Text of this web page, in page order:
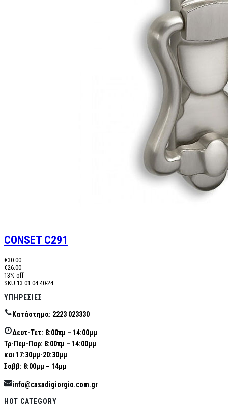
CONSET C291
€30.00
€26.00
13% off
SKU 13.01.04.40-24
ΥΠΗΡΕΣΊΕΣ
Κατάστημα: 2223 023330
Δευτ-Τετ: 8:00πμ – 14:00μμ
Τρ-Πεμ-Παρ: 8:00πμ – 14:00μμ
και 17:30μμ-20:30μμ
Σαββ: 8:00μμ – 14μμ
info@casadigiorgio.com.gr
HOT CATEGORY